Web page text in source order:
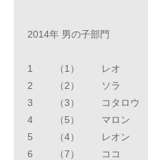
2014年 男の子部門
1 （1） レオ
2 （2） ソラ
3 （3） コタロウ
4 （5） マロン
5 （4） レオン
6 （7） ココ